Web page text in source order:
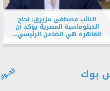
النائب مصطفى مزيرق: نجاح
الدبلوماسية المصرية يؤكد أن
القاهرة هي الضامن الرئيسي...
بوك